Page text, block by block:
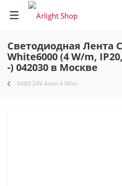
Светодиодная Лента
White6000 (4 W/m,
-) 042030 в Москве
X480 24V 4mm 4 W/m